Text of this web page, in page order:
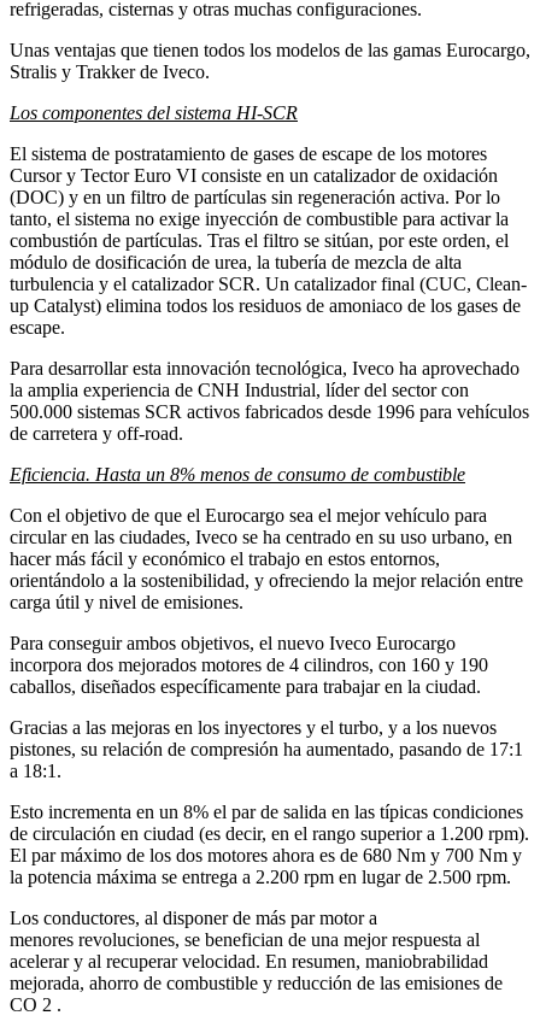
refrigeradas, cisternas y otras muchas configuraciones.
Unas ventajas que tienen todos los modelos de las gamas Eurocargo,
Stralis y Trakker de Iveco.
Los componentes del sistema HI-SCR
El sistema de postratamiento de gases de escape de los motores
Cursor y Tector Euro VI consiste en un catalizador de oxidación
(DOC) y en un filtro de partículas sin regeneración activa. Por lo
tanto, el sistema no exige inyección de combustible para activar la
combustión de partículas. Tras el filtro se sitúan, por este orden, el
módulo de dosificación de urea, la tubería de mezcla de alta
turbulencia y el catalizador SCR. Un catalizador final (CUC, Clean-
up Catalyst) elimina todos los residuos de amoniaco de los gases de
escape.
Para desarrollar esta innovación tecnológica, Iveco ha aprovechado
la amplia experiencia de CNH Industrial, líder del sector con
500.000 sistemas SCR activos fabricados desde 1996 para vehículos
de carretera y off-road.
Eficiencia. Hasta un 8% menos de consumo de combustible
Con el objetivo de que el Eurocargo sea el mejor vehículo para
circular en las ciudades, Iveco se ha centrado en su uso urbano, en
hacer más fácil y económico el trabajo en estos entornos,
orientándolo a la sostenibilidad, y ofreciendo la mejor relación entre
carga útil y nivel de emisiones.
Para conseguir ambos objetivos, el nuevo Iveco Eurocargo
incorpora dos mejorados motores de 4 cilindros, con 160 y 190
caballos, diseñados específicamente para trabajar en la ciudad.
Gracias a las mejoras en los inyectores y el turbo, y a los nuevos
pistones, su relación de compresión ha aumentado, pasando de 17:1
a 18:1.
Esto incrementa en un 8% el par de salida en las típicas condiciones
de circulación en ciudad (es decir, en el rango superior a 1.200 rpm).
El par máximo de los dos motores ahora es de 680 Nm y 700 Nm y
la potencia máxima se entrega a 2.200 rpm en lugar de 2.500 rpm.
Los conductores, al disponer de más par motor a
menores revoluciones, se benefician de una mejor respuesta al
acelerar y al recuperar velocidad. En resumen, maniobrabilidad
mejorada, ahorro de combustible y reducción de las emisiones de
CO 2 .